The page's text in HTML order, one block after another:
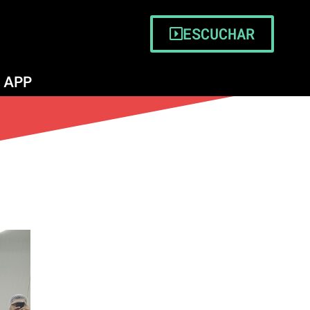
ESCUCHAR
APP